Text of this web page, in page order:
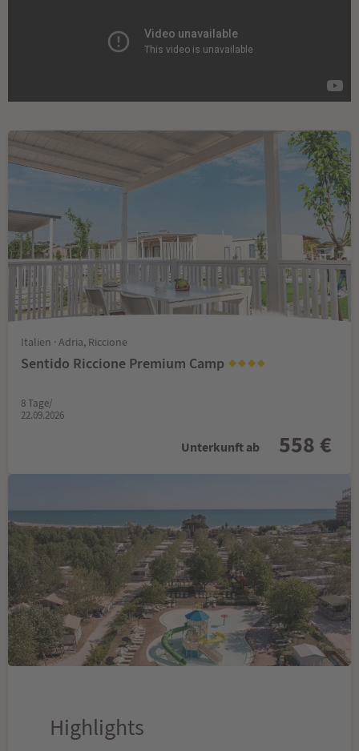
Italien · Adria, Riccione
Sentido Riccione Premium Camp
8 Tage/
22.09.2026
Unterkunft ab 558 €
Highlights